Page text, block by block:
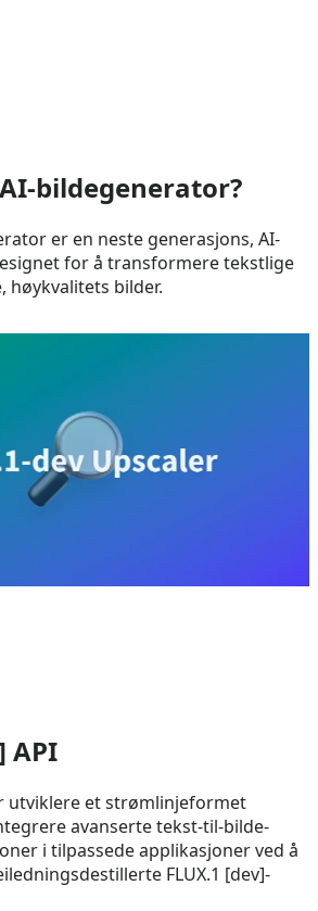
bildegenerator?
er en neste generasjons, AI-
for å transformere tekstlige
høykvalitets bilder.
API
utviklere et strømlinjeformet
avanserte tekst-til-bilde-
i tilpassede applikasjoner ved å
FLUX.1 [dev]-